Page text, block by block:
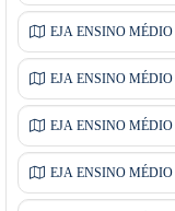
EJA ENSINO MÉDIO
EJA ENSINO MÉDIO
EJA ENSINO MÉDIO
EJA ENSINO MÉDIO